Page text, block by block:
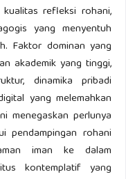
refleksi rohani,
yang menyentuh
Faktor dominan yang
akademik yang tinggi,
dinamika pribadi
yang melemahkan
menegaskan perlunya
pendampingan rohani
iman ke dalam
kontemplatif yang